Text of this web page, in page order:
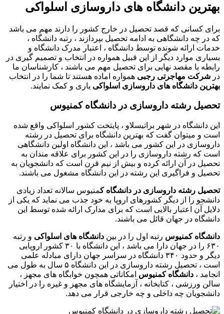
بهترین دانشگاه های داروسازی اسلواکی
برای کسانی که قصد تحصیل در خارج کشور را دارند مهم می باشد
که در چه دانشگاهی به ادامه تحصیل بپردازند ، رتبه دانشگاه ،
خدمات ارائه شونده توسط دانشگاه ، اعتبار مدرک دانشگاه و
بسیاری موارد دیگر از این قبیل همواره در انتخاب و تصمیم گیری در
رابطه با مقصد نهایی برای تحصیل مهم می باشند ، کارشناسان ما
در شرکت مهاجرتی رجبی همواره اماده هستند تا شما را در انتخاب
بهترین دانشگاه های داروسازی اسلواکی یاری و کمک نمایند.
تحصیل رشته داروسازی در دانشگاه کمنیوس
این دانشگاه در شهر براتیسلاو ، پایتخت کشور اسلواکی واقع شده
است و میتوان گفت که بهترین دانشگاه برای تحصیل در رشته
داروسازی در این کشور می باشد ، این دانشگاه اولین دانشگاهی
است که رشته داروسازی را در این کشور برای علاقه مندان به
تحصیل در آن ارائه کرده و بیش از نیم قرن است که دانشجویان به
تحصیل و فراگیری این رشته در این دانشگاه مشغول می باشند.
تحصیل رشته داروسازی در دانشگاه کمنیوس سالانه تعداد زیادی
دانشجو را از دیگر کشورهای اروپا به خود جذب می نماید که یکی از
دلایل آن اعتبار بالایی است که برای مدارک ارائه شده توسط این
دانشگاه در جهان قائل می باشند.
دانشگاه کمنیوس رتبه اول را در بین دانشگاه های اسلواکی و رتبه
۶۳۰ را در جهان دارا می باشد ، این دانشگاه با ۳۰ کشور اروپایی
دیگر و حدود ۳۴۰ دانشگاه در سراسر جهان دارای مبادله علمی
است ، تحصیل رشته داروسازی در این دانشگاه ۵ سال به طول می
انجامد ، دانشگاه کمنیوس امکاناتی همچون خوابگاه های مجهز ،
سالن ورزشی ، کتابخانه ، آزمایشگاه های مجهز و غیره را در اختیار
دانشجویان چه داخلی و چه خارجی قرار می دهد.